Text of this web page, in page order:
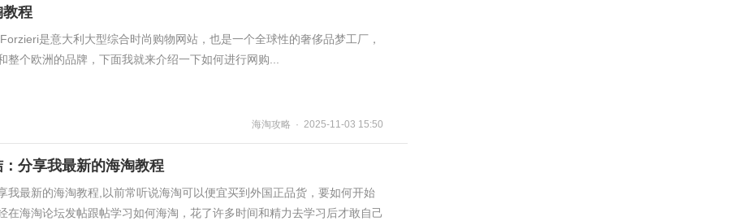
教程
是意大利大型综合时尚购物网站，也是一个全球性的奢侈品梦工厂，
整个欧洲的品牌，下面我就来介绍一下如何进行网购...
海淘攻略 · 2025-11-03 15:50
分享我最新的海淘教程
我最新的海淘教程,以前常听说海淘可以便宜买到外国正品货，要如何开始
在海淘论坛发帖跟帖学习如何海淘，花了许多时间和精力去学习后才敢自己